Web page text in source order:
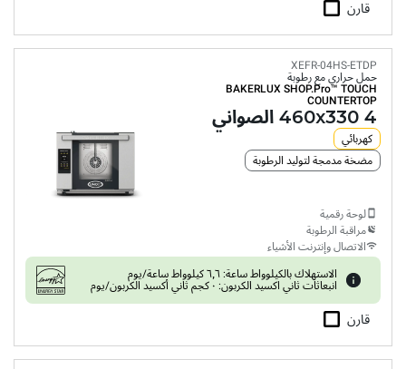
قارن
XEFR-04HS-ETDP
حمل حراري مع رطوبة
BAKERLUX SHOP.Pro™ TOUCH
COUNTERTOP
4 460x330 الصواني
كهربائي
مضخة مدمجة لتوليد الرطوبة
لوحة رقمية
مراقبة الرطوبة
الاتصال وإنترنت الأشياء
الاستهلاك بالكيلوواط ساعة: ٦٫٦ كيلوواط ساعة/يوم
انبعاثات ثاني اكسيد الكربون: ٠ كجم ثاني أكسيد الكربون/يوم
قارن